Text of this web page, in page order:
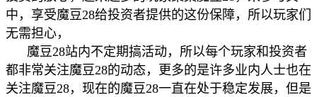
中，享受魔豆28给投资者提供的这份保障，所以玩家们
无需担心，
魔豆28站内不定期搞活动，所以每个玩家和投资者
都非常关注魔豆28的动态，更多的是许多业内人士也在
关注魔豆28，现在的魔豆28一直在处于稳定发展，但是